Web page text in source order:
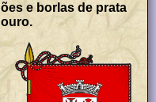
e borlas de prata